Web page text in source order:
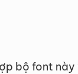
bộ font